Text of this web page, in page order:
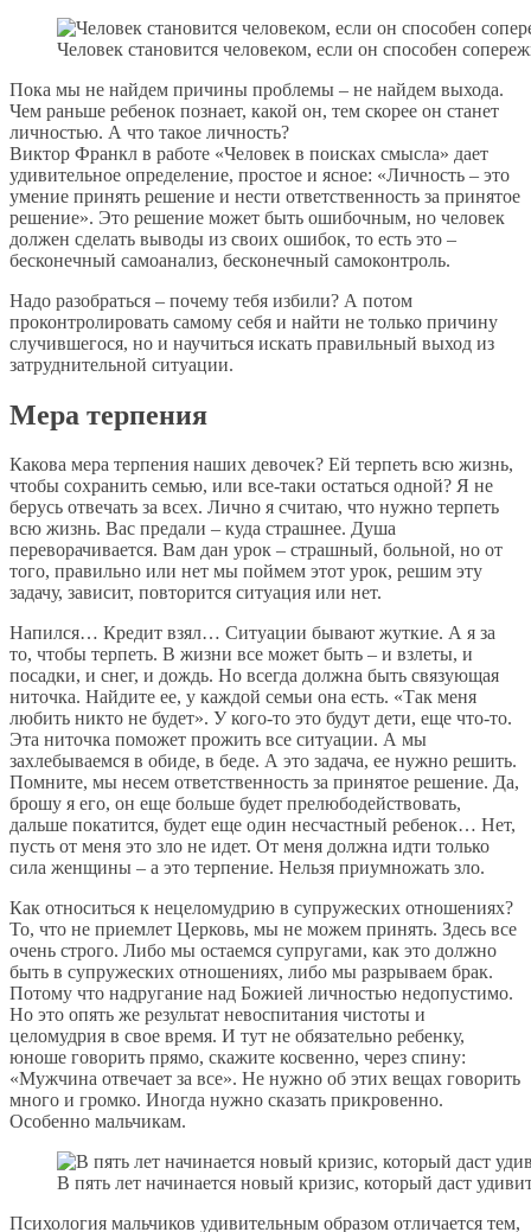
Человек становится человеком, если он способен
Пока мы не найдем причины проблемы – не найдем выхода.
Чем раньше ребенок познает, какой он, тем скорее он станет
личностью. А что такое личность?
Виктор Франкл в работе «Человек в поисках смысла» дает
удивительное определение, простое и ясное: «Личность – это
умение принять решение и нести ответственность за принятое
решение». Это решение может быть ошибочным, но человек
должен сделать выводы из своих ошибок, то есть это –
бесконечный самоанализ, бесконечный самоконтроль.
Надо разобраться – почему тебя избили? А потом
проконтролировать самому себя и найти не только причину
случившегося, но и научиться искать правильный выход из
затруднительной ситуации.
Мера терпения
Какова мера терпения наших девочек? Ей терпеть всю жизнь,
чтобы сохранить семью, или все-таки остаться одной? Я не
берусь отвечать за всех. Лично я считаю, что нужно терпеть
всю жизнь. Вас предали – куда страшнее. Душа
переворачивается. Вам дан урок – страшный, больной, но от
того, правильно или нет мы поймем этот урок, решим эту
задачу, зависит, повторится ситуация или нет.
Напился… Кредит взял… Ситуации бывают жуткие. А я за
то, чтобы терпеть. В жизни все может быть – и взлеты, и
посадки, и снег, и дождь. Но всегда должна быть связующая
ниточка. Найдите ее, у каждой семьи она есть. «Так меня
любить никто не будет». У кого-то это будут дети, еще что-то.
Эта ниточка поможет прожить все ситуации. А мы
захлебываемся в обиде, в беде. А это задача, ее нужно решить.
Помните, мы несем ответственность за принятое решение. Да,
брошу я его, он еще больше будет прелюбодействовать,
дальше покатится, будет еще один несчастный ребенок… Нет,
пусть от меня это зло не идет. От меня должна идти только
сила женщины – а это терпение. Нельзя приумножать зло.
Как относиться к нецеломудрию в супружеских отношениях?
То, что не приемлет Церковь, мы не можем принять. Здесь все
очень строго. Либо мы остаемся супругами, как это должно
быть в супружеских отношениях, либо мы разрываем брак.
Потому что надругание над Божией личностью недопустимо.
Но это опять же результат невоспитания чистоты и
целомудрия в свое время. И тут не обязательно ребенку,
юноше говорить прямо, скажите косвенно, через спину:
«Мужчина отвечает за все». Не нужно об этих вещах говорить
много и громко. Иногда нужно сказать прикровенно.
Особенно мальчикам.
В пять лет начинается новый кризис, который даст
Психология мальчиков удивительным образом отличается тем,